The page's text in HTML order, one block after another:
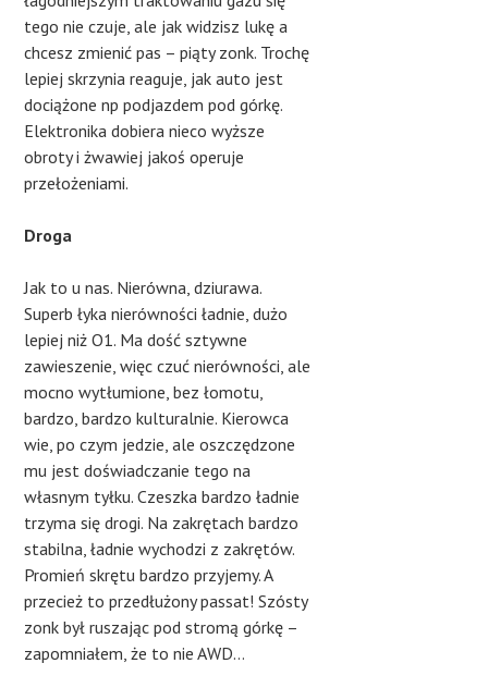
tego nie czuje, ale jak widzisz lukę a
chcesz zmienić pas – piąty zonk. Trochę
lepiej skrzynia reaguje, jak auto jest
dociążone np podjazdem pod górkę.
Elektronika dobiera nieco wyższe
obroty i żwawiej jakoś operuje
przełożeniami.
Droga
Jak to u nas. Nierówna, dziurawa.
Superb łyka nierówności ładnie, dużo
lepiej niż O1. Ma dość sztywne
zawieszenie, więc czuć nierówności, ale
mocno wytłumione, bez łomotu,
bardzo, bardzo kulturalnie. Kierowca
wie, po czym jedzie, ale oszczędzone
mu jest doświadczanie tego na
własnym tyłku. Czeszka bardzo ładnie
trzyma się drogi. Na zakrętach bardzo
stabilna, ładnie wychodzi z zakrętów.
Promień skrętu bardzo przyjemy. A
przecież to przedłużony passat! Szósty
zonk był ruszając pod stromą górkę –
zapomniałem, że to nie AWD…